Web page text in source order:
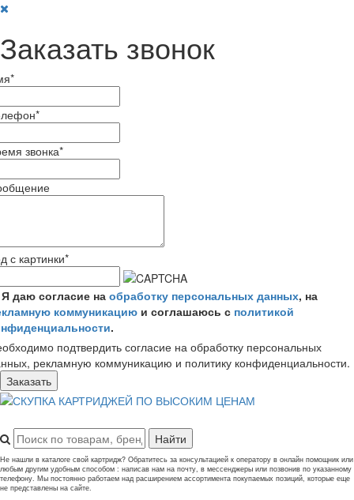
Заказать звонок
*
*
звонка*
с картинки*
Я даю согласие на обработку персональных данных, на
коммуникацию и соглашаюсь с политикой
.
подтвердить согласие на обработку персональных
рекламную коммуникацию и политику конфиденциальности.
Заказать
Не нашли в каталоге свой картридж? Обратитесь за консультацией к оператору в онлайн помощник или
любым другим удобным способом : написав нам на почту, в мессенджеры или позвонив по указанному
телефону. Мы постоянно работаем над расширением ассортимента покупаемых позиций, которые еще
не представлены на сайте.